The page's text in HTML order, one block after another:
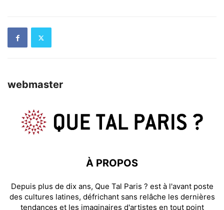
webmaster
À PROPOS
Depuis plus de dix ans, Que Tal Paris ? est à l'avant poste
des cultures latines, défrichant sans relâche les dernières
tendances et les imaginaires d'artistes en tout point